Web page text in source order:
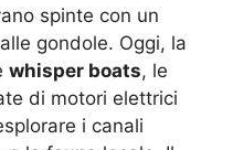
spinte con un
gondole. Oggi, la
whisper boats, le
di motori elettrici
i canali